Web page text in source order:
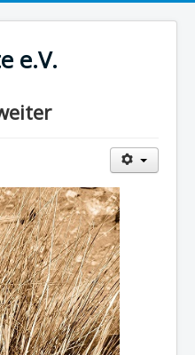
e.V.